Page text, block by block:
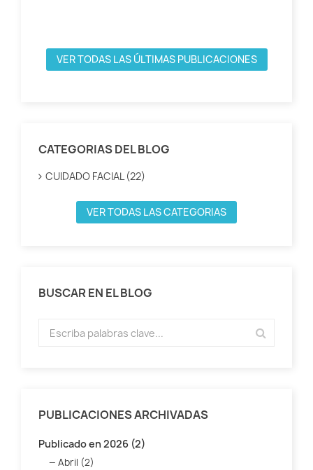
VER TODAS LAS ÚLTIMAS PUBLICACIONES
CATEGORIAS DEL BLOG
CUIDADO FACIAL (22)
VER TODAS LAS CATEGORIAS
BUSCAR EN EL BLOG
PUBLICACIONES ARCHIVADAS
Publicado en 2026 (2)
Abril (2)